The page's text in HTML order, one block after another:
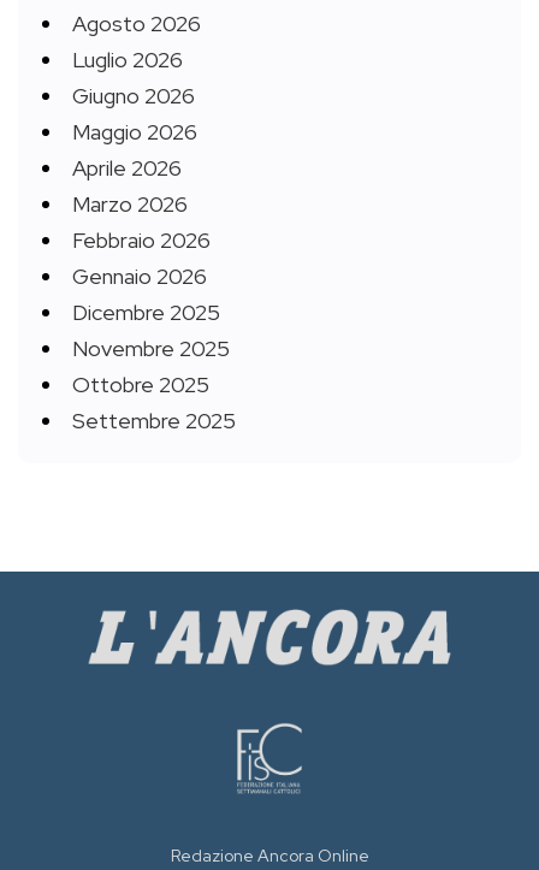
Agosto 2026
Luglio 2026
Giugno 2026
Maggio 2026
Aprile 2026
Marzo 2026
Febbraio 2026
Gennaio 2026
Dicembre 2025
Novembre 2025
Ottobre 2025
Settembre 2025
Redazione Ancora Online